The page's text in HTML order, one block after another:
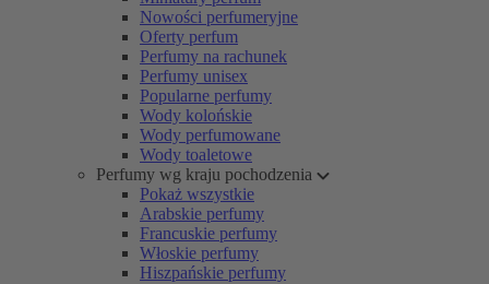
Nowości perfumeryjne
Oferty perfum
Perfumy na rachunek
Perfumy unisex
Popularne perfumy
Wody kolońskie
Wody perfumowane
Wody toaletowe
Perfumy wg kraju pochodzenia
Pokaż wszystkie
Arabskie perfumy
Francuskie perfumy
Włoskie perfumy
Hiszpańskie perfumy